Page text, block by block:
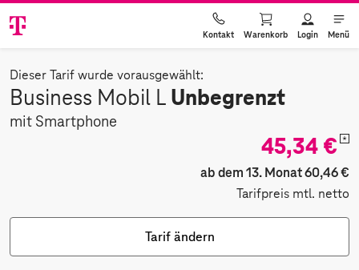
Kontakt Warenkorb Login Menü
Dieser Tarif wurde vorausgewählt:
Business Mobil L Unbegrenzt
mit Smartphone
45,34 € *
ab dem 13. Monat 60,46 €
Tarifpreis mtl. netto
Tarif ändern